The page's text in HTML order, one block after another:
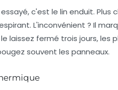
c'est le lin enduit. Plus
L'inconvénient ? Il
laissez fermé trois jours, les
souvent les panneaux.